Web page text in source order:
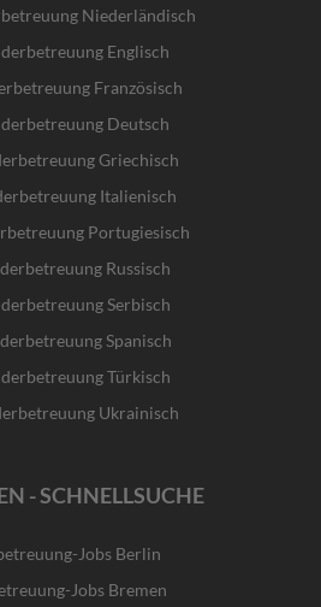
Niederländisch
Englisch
Französisch
Deutsch
Griechisch
Italienisch
Portugiesisch
Russisch
Serbisch
Spanisch
Türkisch
Ukrainisch
- SCHNELLSUCHE
Jobs Berlin
Jobs Bremen